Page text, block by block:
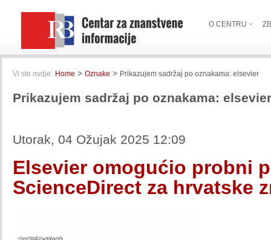
O CENTRU
Vi ste ovdje: Home > Oznake > Prikazujem sadržaj po oznakama: elsevier
Prikazujem sadržaj po oznakama: elsevier
Utorak, 04 Ožujak 2025 12:09
Elsevier omogućio probni
ScienceDirect za hrvatske